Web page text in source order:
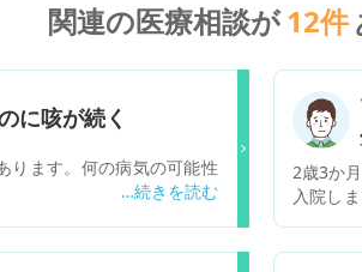
関連の医療相談が12件
に咳が続く
ります。何の病気の可能性
2歳3か
入院し